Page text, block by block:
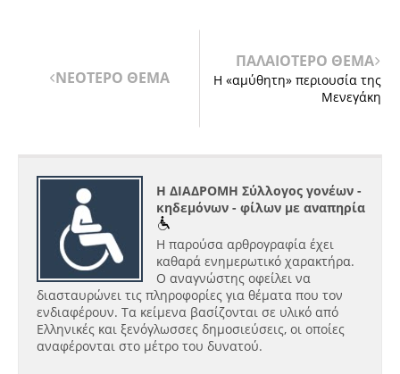
ΝΕΟΤΕΡΟ ΘΕΜΑ
ΠΑΛΑΙΟΤΕΡΟ ΘΕΜΑ
Η «αμύθητη» περιουσία της
Μενεγάκη
Η ΔΙΑΔΡΟΜΗ Σύλλογος γονέων -
κηδεμόνων - φίλων με αναπηρία
Η παρούσα αρθρογραφία έχει
καθαρά ενημερωτικό χαρακτήρα.
Ο αναγνώστης οφείλει να
διασταυρώνει τις πληροφορίες για θέματα που τον
ενδιαφέρουν. Τα κείμενα βασίζονται σε υλικό από
Ελληνικές και ξενόγλωσσες δημοσιεύσεις, οι οποίες
αναφέρονται στο μέτρο του δυνατού.